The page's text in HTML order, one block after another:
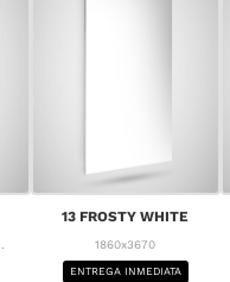
13 FROSTY WHITE
1860x3670
ENTREGA INMEDIATA